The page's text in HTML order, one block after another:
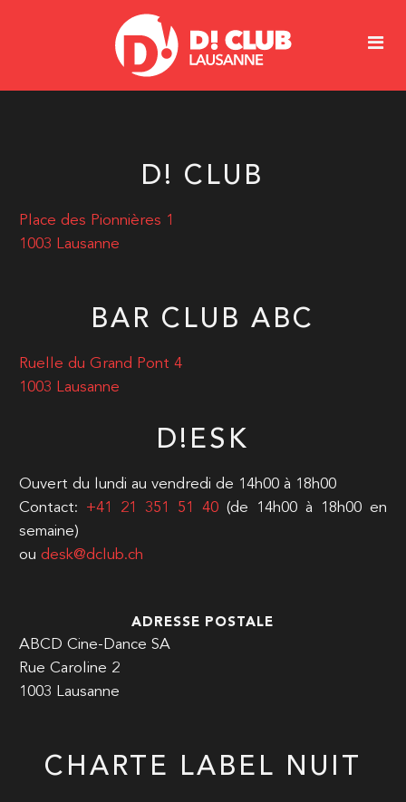
D! CLUB
Place des Pionnières 1
1003 Lausanne
BAR CLUB ABC
Ruelle du Grand Pont 4
1003 Lausanne
D!ESK
Ouvert du lundi au vendredi de 14h00 à 18h00
Contact: +41 21 351 51 40 (de 14h00 à 18h00 en
semaine)
ou desk@dclub.ch
ADRESSE POSTALE
ABCD Cine-Dance SA
Rue Caroline 2
1003 Lausanne
CHARTE LABEL NUIT